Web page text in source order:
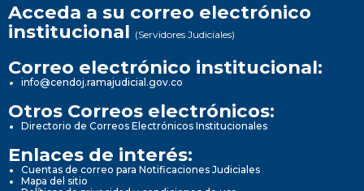
Acceda a su correo electrónico
institucional (Servidores Judiciales)
Correo electrónico institucional:
info@cendoj.ramajudicial.gov.co
Otros Correos electrónicos:
Directorio de Correos Electrónicos Institucionales
Enlaces de interés:
Cuentas de correo para Notificaciones Judiciales
Mapa del sitio